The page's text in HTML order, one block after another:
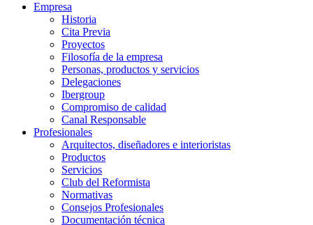
Empresa
Historia
Cita Previa
Proyectos
Filosofía de la empresa
Personas, productos y servicios
Delegaciones
Ibergroup
Compromiso de calidad
Canal Responsable
Profesionales
Arquitectos, diseñadores e interioristas
Productos
Servicios
Club del Reformista
Normativas
Consejos Profesionales
Documentación técnica